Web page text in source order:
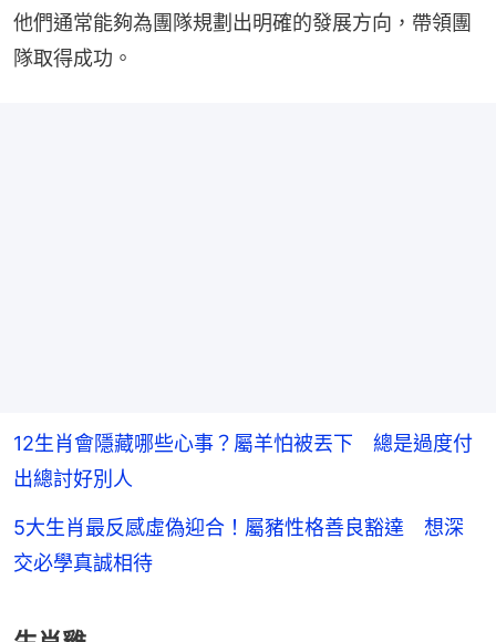
他們通常能夠為團隊規劃出明確的發展方向，帶領團
隊取得成功。
12生肖會隱藏哪些心事？屬羊怕被丟下 總是過度付
出總討好別人
5大生肖最反感虛偽迎合！屬豬性格善良豁達 想深
交必學真誠相待